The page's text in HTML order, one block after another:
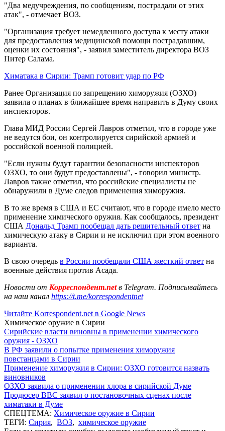
"Два медучреждения, по сообщениям, пострадали от этих
атак", - отмечает ВОЗ.
"Организация требует немедленного доступа к месту атаки
для предоставления медицинской помощи пострадавшим,
оценки их состояния", - ​заявил заместитель директора ВОЗ
Питер Салама.
Химатака в Сирии: Трамп готовит удар по РФ
Ранее Организация по запрещению химоружия (ОЗХО)
заявила о планах в ближайшее время направить в Думу своих
инспекторов.
Глава МИД России Сергей Лавров отметил, что в городе уже
не ведутся бои, он контролируется сирийской армией и
российской военной полицией.
"Если нужны будут гарантии безопасности инспекторов
ОЗХО, то они будут предоставлены", - говорил министр.
Лавров также отметил, что российские специалисты не
обнаружили в Думе следов применения химоружия.
В то же время в США и ЕС считают, что в городе имело место
применение химического оружия. Как сообщалось, президент
США Дональд Трамп пообещал дать решительный ответ на
химическую атаку в Сирии и не исключил при этом военного
варианта.
В свою очередь в России пообещали США жесткий ответ на
военные действия против Асада.
Новости от Корреспондент.netв Telegram. Подписывайтесь
на наш канал https://t.me/korrespondentnet
Читайте Korrespondent.net в Google News
Химическое оружие в Сирии
Сирийские власти виновны в применении химического
оружия - ОЗХО
В РФ заявили о попытке применения химоружия
повстанцами в Сирии
Применение химоружия в Сирии: ОЗХО готовится назвать
виновников
ОЗХО заявила о применении хлора в сирийской Думе
Продюсер BBC заявил о постановочных сценах после
химатаки в Думе
СПЕЦТЕМА: Химическое оружие в Сирии
ТЕГИ: Сирия, ВОЗ, химическое оружие